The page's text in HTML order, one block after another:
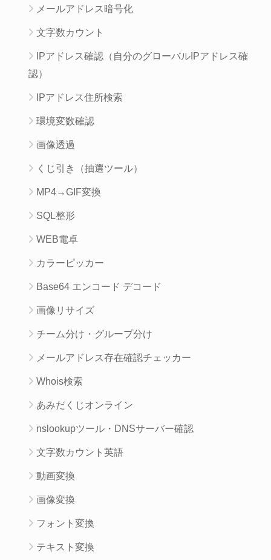
メールアドレス暗号化
文字数カウント
IPアドレス確認（自分のグローバルIPアドレス確
認）
IPアドレス住所検索
環境変数確認
画像透過
くじ引き（抽選ツール）
MP4→GIF変換
SQL整形
WEB電卓
カラーピッカー
Base64 エンコード デコード
画像リサイズ
チーム分け・グループ分け
メールアドレス存在確認チェッカー
Whois検索
あみだくじオンライン
nslookupツール・DNSサーバー確認
文字数カウント英語
動画変換
画像変換
フォント変換
テキスト変換